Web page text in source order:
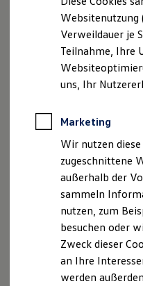
Garantien
Wartungsverträge
Geschäftskunden
Großkunden
Behörden
Anpfiff zum
Elektroautos
ID. Tutorials
Reichweite
Reichweite
Reichweite
Laden
Laden
Laden
Impressum & Rechtliches)
Probefahrt
Websitenutzung
Verweildauer je
Teilnahme, Ihre
uns, Ihr
Marketing
Wir nutzen
zugeschnittene
außerhalb der
sammeln
nutzen, zum
besuchen oder
Zweck dieser
an Ihre
werden